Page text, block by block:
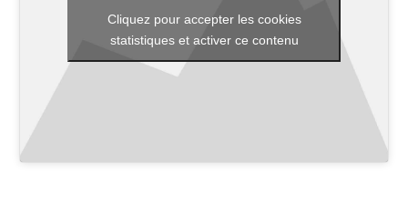
Critique d’ouvrages publiés
Culture
Cliquez pour accepter les cookies
statistiques et activer ce contenu